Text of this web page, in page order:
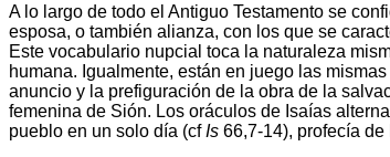
A lo largo de todo el Antiguo Testamento se
esposa, o también alianza, con los que se
Este vocabulario nupcial toca la naturaleza
humana. Igualmente, están en juego las
anuncio y la prefiguración de la obra de la
femenina de Sión. Los oráculos de Isaías
pueblo en un solo día (cfIs 66,7-14), profecía